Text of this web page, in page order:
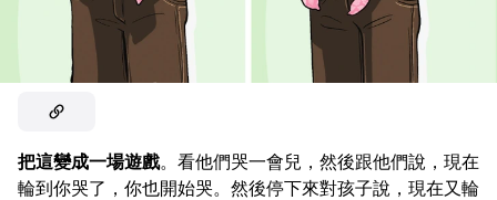
把這變成一場遊戲。看他們哭一會兒，然後跟他們說，現在
輪到你哭了，你也開始哭。然後停下來對孩子說，現在又輪